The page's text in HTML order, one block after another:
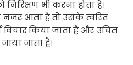
भी करना होता है।
नजर आता है तो उसके त्वरित
किया जाता है और उचित
जाता है।